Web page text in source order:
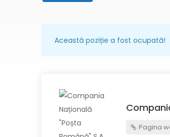
Această poziție a fost ocupată!
Pagina